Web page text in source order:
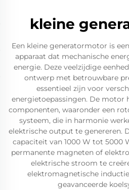
kleine
Een kleine generatormotor is
apparaat dat mechanische
energie. Deze veelzijdige
ontwerp met betrouwbare
essentieel zijn voor
energietoepassingen. De motor
componenten, waaronder een
systeem, die in harmonie
elektrische output te genereren.
capaciteit van 1000 W tot 5000
permanente magneten of
elektrische stroom te
elektromagnetische
geavanceerde